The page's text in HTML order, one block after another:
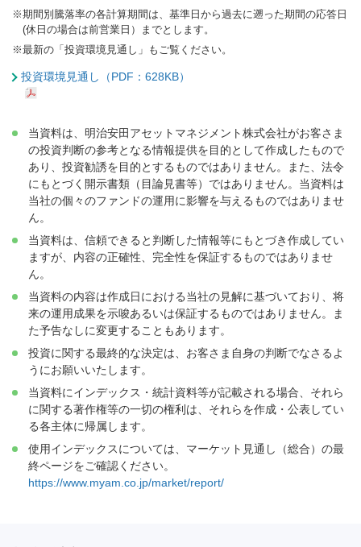
※期間別騰落率の各計算期間は、基準日から過去に遡った期間の応答日
(休日の場合は前営業日）までとします。
※最新の「投資環境見通し」もご覧ください。
投資環境見通し（PDF：628KB）
当資料は、明治安田アセットマネジメント株式会社がお客さま
の投資判断の参考となる情報提供を目的として作成したもので
あり、投資勧誘を目的とするものではありません。また、法令
にもとづく開示書類（目論見書等）ではありません。当資料は
当社の個々のファンドの運用に影響を与えるものではありませ
ん。
当資料は、信頼できると判断した情報等にもとづき作成してい
ますが、内容の正確性、完全性を保証するものではありませ
ん。
当資料の内容は作成日における当社の見解に基づいており、将
来の運用成果を示唆あるいは保証するものではありません。ま
た予告なしに変更することもあります。
投資に関する最終的な決定は、お客さま自身の判断でなさるよ
うにお願いいたします。
当資料にインデックス・統計資料等が記載される場合、それら
に関する著作権等の一切の権利は、それらを作成・公表してい
る各主体に帰属します。
使用インデックスについては、マーケット見通し（総合）の最
終ページをご確認ください。
https://www.myam.co.jp/market/report/